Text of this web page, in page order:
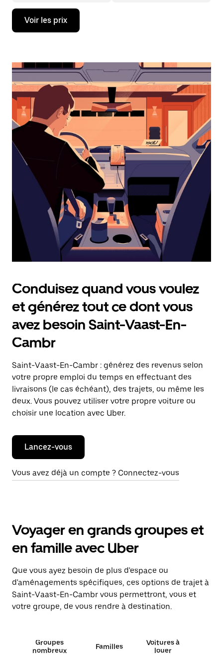
Appuyez
la
bas
ouvrir
le
calendrier
sélectionner
une
date.
Appuyez
sur
touche
pour
fermer
le
calendrier.
Voir les prix
Conduisez quand vous voulez
et générez tout ce dont vous
avez besoin Saint-Vaast-En-
Cambr
Saint-Vaast-En-Cambr : générez des revenus selon
votre propre emploi du temps en effectuant des
livraisons (le cas échéant), des trajets, ou même les
deux. Vous pouvez utiliser votre propre voiture ou
choisir une location avec Uber.
Lancez-vous
Vous avez déjà un compte ? Connectez-vous
Voyager en grands groupes et
en famille avec Uber
Que vous ayez besoin de plus d'espace ou
d'aménagements spécifiques, ces options de trajet à
Saint-Vaast-En-Cambr vous permettront, vous et
votre groupe, de vous rendre à destination.
Groupes
nombreux
Familles
Voitures à
louer